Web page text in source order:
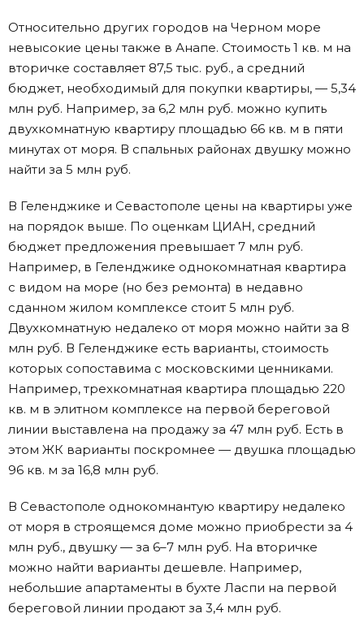
Относительно других городов на Черном море
невысокие цены также в Анапе. Стоимость 1 кв. м на
вторичке составляет 87,5 тыс. руб., а средний
бюджет, необходимый для покупки квартиры, — 5,34
млн руб. Например, за 6,2 млн руб. можно купить
двухкомнатную квартиру площадью 66 кв. м в пяти
минутах от моря. В спальных районах двушку можно
найти за 5 млн руб.
В Геленджике и Севастополе цены на квартиры уже
на порядок выше. По оценкам ЦИАН, средний
бюджет предложения превышает 7 млн руб.
Например, в Геленджике однокомнатная квартира
с видом на море (но без ремонта) в недавно
сданном жилом комплексе стоит 5 млн руб.
Двухкомнатную недалеко от моря можно найти за 8
млн руб. В Геленджике есть варианты, стоимость
которых сопоставима с московскими ценниками.
Например, трехкомнатная квартира площадью 220
кв. м в элитном комплексе на первой береговой
линии выставлена на продажу за 47 млн руб. Есть в
этом ЖК варианты поскромнее — двушка площадью
96 кв. м за 16,8 млн руб.
В Севастополе однокомнантую квартиру недалеко
от моря в строящемся доме можно приобрести за 4
млн руб., двушку — за 6–7 млн руб. На вторичке
можно найти варианты дешевле. Например,
небольшие апартаменты в бухте Ласпи на первой
береговой линии продают за 3,4 млн руб.